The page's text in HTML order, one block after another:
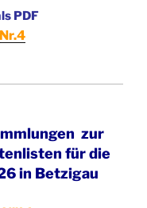
PDF
Nr.4
zur
für die
in Betzigau